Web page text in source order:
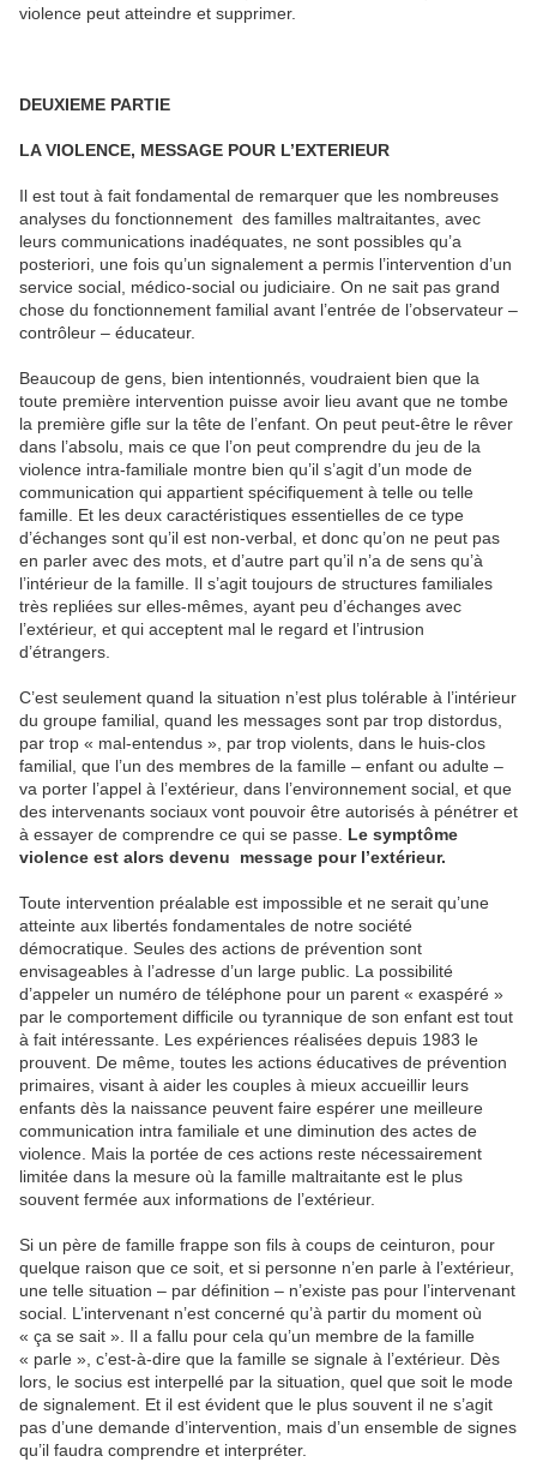
violence peut atteindre et supprimer.
DEUXIEME PARTIE
LA VIOLENCE, MESSAGE POUR L’EXTERIEUR
Il est tout à fait fondamental de remarquer que les nombreuses
analyses du fonctionnement des familles maltraitantes, avec
leurs communications inadéquates, ne sont possibles qu’a
posteriori, une fois qu’un signalement a permis l’intervention d’un
service social, médico-social ou judiciaire. On ne sait pas grand
chose du fonctionnement familial avant l’entrée de l’observateur –
contrôleur – éducateur.
Beaucoup de gens, bien intentionnés, voudraient bien que la
toute première intervention puisse avoir lieu avant que ne tombe
la première gifle sur la tête de l’enfant. On peut peut-être le rêver
dans l’absolu, mais ce que l’on peut comprendre du jeu de la
violence intra-familiale montre bien qu’il s’agit d’un mode de
communication qui appartient spécifiquement à telle ou telle
famille. Et les deux caractéristiques essentielles de ce type
d’échanges sont qu’il est non-verbal, et donc qu’on ne peut pas
en parler avec des mots, et d’autre part qu’il n’a de sens qu’à
l’intérieur de la famille. Il s’agit toujours de structures familiales
très repliées sur elles-mêmes, ayant peu d’échanges avec
l’extérieur, et qui acceptent mal le regard et l’intrusion
d’étrangers.
C’est seulement quand la situation n’est plus tolérable à l’intérieur
du groupe familial, quand les messages sont par trop distordus,
par trop « mal-entendus », par trop violents, dans le huis-clos
familial, que l’un des membres de la famille – enfant ou adulte –
va porter l’appel à l’extérieur, dans l’environnement social, et que
des intervenants sociaux vont pouvoir être autorisés à pénétrer et
à essayer de comprendre ce qui se passe. Le symptôme
violence est alors devenu message pour l’extérieur.
Toute intervention préalable est impossible et ne serait qu’une
atteinte aux libertés fondamentales de notre société
démocratique. Seules des actions de prévention sont
envisageables à l’adresse d’un large public. La possibilité
d’appeler un numéro de téléphone pour un parent « exaspéré »
par le comportement difficile ou tyrannique de son enfant est tout
à fait intéressante. Les expériences réalisées depuis 1983 le
prouvent. De même, toutes les actions éducatives de prévention
primaires, visant à aider les couples à mieux accueillir leurs
enfants dès la naissance peuvent faire espérer une meilleure
communication intra familiale et une diminution des actes de
violence. Mais la portée de ces actions reste nécessairement
limitée dans la mesure où la famille maltraitante est le plus
souvent fermée aux informations de l’extérieur.
Si un père de famille frappe son fils à coups de ceinturon, pour
quelque raison que ce soit, et si personne n’en parle à l’extérieur,
une telle situation – par définition – n’existe pas pour l’intervenant
social. L’intervenant n’est concerné qu’à partir du moment où
« ça se sait ». Il a fallu pour cela qu’un membre de la famille
« parle », c’est-à-dire que la famille se signale à l’extérieur. Dès
lors, le socius est interpellé par la situation, quel que soit le mode
de signalement. Et il est évident que le plus souvent il ne s’agit
pas d’une demande d’intervention, mais d’un ensemble de signes
qu’il faudra comprendre et interpréter.